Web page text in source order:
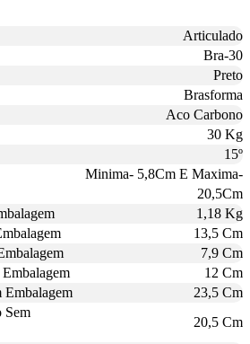
Articulado
Bra-30
Preto
Brasforma
Aco Carbono
30 Kg
15º
Minima- 5,8Cm E Maxima-
20,5Cm
1,18 Kg
13,5 Cm
7,9 Cm
12 Cm
23,5 Cm
Sem
20,5 Cm